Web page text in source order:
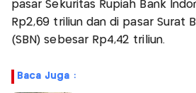
pasar Sekuritas Rupiah Bank
Rp2,69 triliun dan di pasar Surat
(SBN) sebesar Rp4,42 triliun.
Baca Juga :